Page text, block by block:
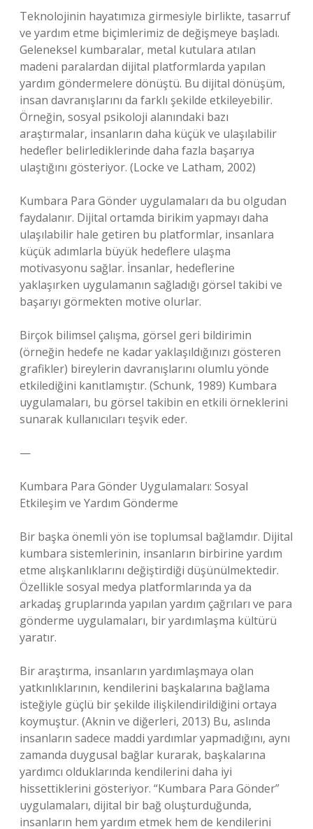
Teknolojinin hayatımıza girmesiyle birlikte, tasarruf
ve yardım etme biçimlerimiz de değişmeye başladı.
Geleneksel kumbaralar, metal kutulara atılan
madeni paralardan dijital platformlarda yapılan
yardım göndermelere dönüştü. Bu dijital dönüşüm,
insan davranışlarını da farklı şekilde etkileyebilir.
Örneğin, sosyal psikoloji alanındaki bazı
araştırmalar, insanların daha küçük ve ulaşılabilir
hedefler belirlediklerinde daha fazla başarıya
ulaştığını gösteriyor. (Locke ve Latham, 2002)
Kumbara Para Gönder uygulamaları da bu olgudan
faydalanır. Dijital ortamda birikim yapmayı daha
ulaşılabilir hale getiren bu platformlar, insanlara
küçük adımlarla büyük hedeflere ulaşma
motivasyonu sağlar. İnsanlar, hedeflerine
yaklaşırken uygulamanın sağladığı görsel takibi ve
başarıyı görmekten motive olurlar.
Birçok bilimsel çalışma, görsel geri bildirimin
(örneğin hedefe ne kadar yaklaşıldığınızı gösteren
grafikler) bireylerin davranışlarını olumlu yönde
etkilediğini kanıtlamıştır. (Schunk, 1989) Kumbara
uygulamaları, bu görsel takibin en etkili örneklerini
sunarak kullanıcıları teşvik eder.
—
Kumbara Para Gönder Uygulamaları: Sosyal
Etkileşim ve Yardım Gönderme
Bir başka önemli yön ise toplumsal bağlamdır. Dijital
kumbara sistemlerinin, insanların birbirine yardım
etme alışkanlıklarını değiştirdiği düşünülmektedir.
Özellikle sosyal medya platformlarında ya da
arkadaş gruplarında yapılan yardım çağrıları ve para
gönderme uygulamaları, bir yardımlaşma kültürü
yaratır.
Bir araştırma, insanların yardımlaşmaya olan
yatkınlıklarının, kendilerini başkalarına bağlama
isteğiyle güçlü bir şekilde ilişkilendirildiğini ortaya
koymuştur. (Aknin ve diğerleri, 2013) Bu, aslında
insanların sadece maddi yardımlar yapmadığını, aynı
zamanda duygusal bağlar kurarak, başkalarına
yardımcı olduklarında kendilerini daha iyi
hissettiklerini gösteriyor. “Kumbara Para Gönder”
uygulamaları, dijital bir bağ oluşturduğunda,
insanların hem yardım etmek hem de kendilerini